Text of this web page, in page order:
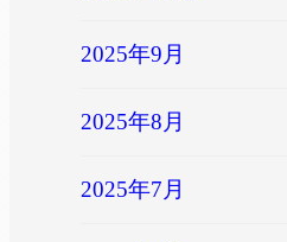
2025年9月
2025年8月
2025年7月